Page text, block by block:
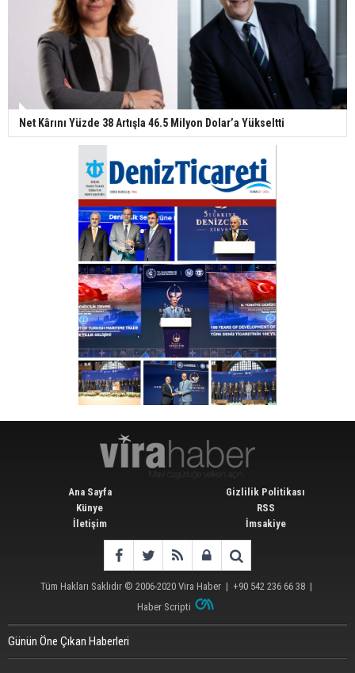
Net Kârını Yüzde 38 Artışla 46.5 Milyon Dolar’a Yükseltti
Ana Sayfa
Künye
İletişim
Gizlilik Politikası
RSS
İmsakiye
Tüm Hakları Saklıdır © 2006-2020 Vira Haber | +90 542 236 66 38 |
Haber Scripti
Günün Öne Çıkan Haberleri